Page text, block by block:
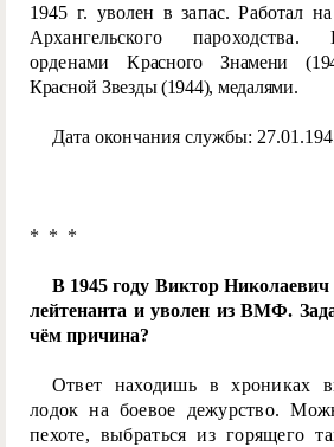
1945 г. уволен в запас. Работал
Архангельского
орденами Красного Знамени
Красной Звезды (1944), медалями.
Дата окончания службы:
* * *
В 1945 году Виктор
лейтенанта и уволен из ВМФ.
чём причина?
Ответ находишь в хрониках
лодок на боевое дежурство.
пехоте, выбраться из горящего